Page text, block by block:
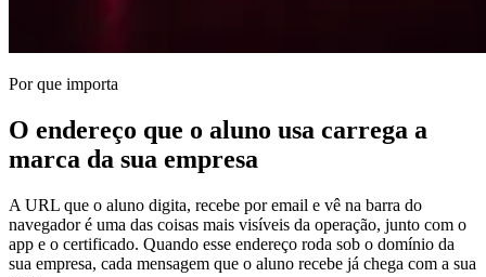
Por que importa
O endereço que o aluno usa carrega a
marca da sua empresa
A URL que o aluno digita, recebe por email e vê na barra do
navegador é uma das coisas mais visíveis da operação, junto com o
app e o certificado. Quando esse endereço roda sob o domínio da
sua empresa, cada mensagem que o aluno recebe já chega com a sua